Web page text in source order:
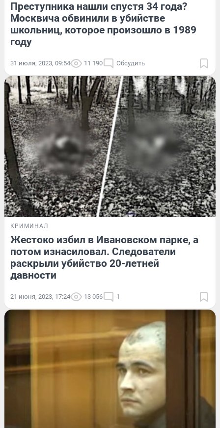
Преступника нашли спустя 34 года?
Москвича обвинили в убийстве
школьниц, которое произошло в 1989
году
31 июля, 2023, 09:54 11 190 Обсудить
КРИМИНАЛ
Жестоко избил в Ивановском парке, а
потом изнасиловал. Следователи
раскрыли убийство 20-летней
давности
21 июня, 2023, 17:24 13 056 1